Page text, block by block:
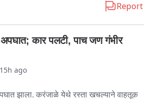
अवमान करणारे आहे. तुकाराम मुंढे यांनी
वतीने तुकाराम मुंढे यांच्या विरोधात निषेध आंदोलन
कार्यकर्त्यांनी तुकाराम मुंढे यांच्या विरोधात
बहिणींनी वर्षानुवर्षे मेहनत करून विकसित
बदनाम केल्याचा आरोप केला. तुकाराम मुंढे
तीव्र आंदोलन करू असा इशाराही यावेळी
समाजाच्या वतीने नागपूरच्या तहसील पोलीस
Report
कार पलटी, पाच जण गंभीर
15h ago
झाला. करंजाळे येथे रस्ता खचल्याने वाहतूक